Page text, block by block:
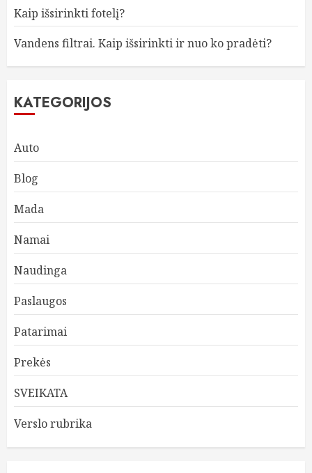
Kaip išsirinkti fotelį?
Vandens filtrai. Kaip išsirinkti ir nuo ko pradėti?
KATEGORIJOS
Auto
Blog
Mada
Namai
Naudinga
Paslaugos
Patarimai
Prekės
SVEIKATA
Verslo rubrika